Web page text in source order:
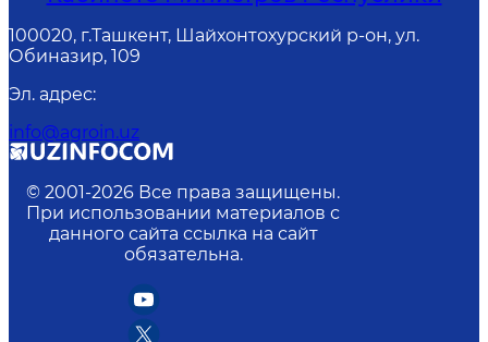
100020, г.Ташкент, Шайхонтохурский р-он, ул.
Обиназир, 109
Эл. адрес:
info@agroin.uz
© 2001-2026 Все права защищены.
При использовании материалов с
данного сайта ссылка на сайт
обязательна.